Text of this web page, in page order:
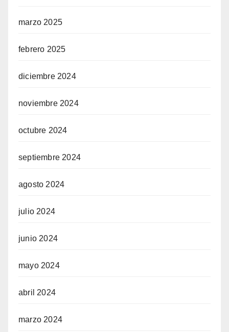
marzo 2025
febrero 2025
diciembre 2024
noviembre 2024
octubre 2024
septiembre 2024
agosto 2024
julio 2024
junio 2024
mayo 2024
abril 2024
marzo 2024